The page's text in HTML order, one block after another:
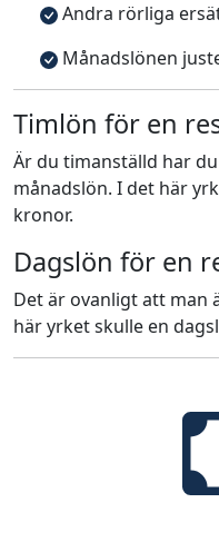
Andra rörliga
Månadslönen
Timlön för en
Är du timanställd har
månadslön. I det här
kronor.
Dagslön för en
Det är ovanligt att man
här yrket skulle en